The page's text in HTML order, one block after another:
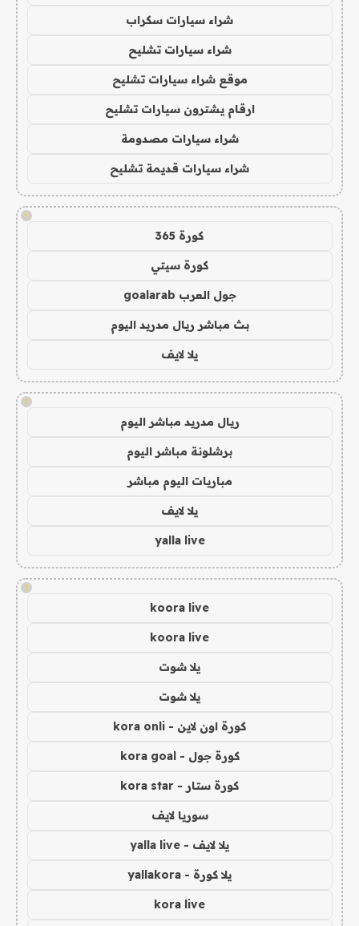
شراء سيارات سكراب
شراء سيارات تشليح
موقع شراء سيارات تشليح
ارقام يشترون سيارات تشليح
شراء سيارات مصدومة
شراء سيارات قديمة تشليح
!
كورة 365
كورة سيتي
جول العرب goalarab
بث مباشر ريال مدريد اليوم
يلا لايف
!
ريال مدريد مباشر اليوم
برشلونة مباشر اليوم
مباريات اليوم مباشر
يلا لايف
yalla live
!
koora live
koora live
يلا شوت
يلا شوت
كورة اون لاين - kora onli
كورة جول - kora goal
كورة ستار - kora star
سوريا لايف
يلا لايف - yalla live
يلا كورة - yallakora
kora live